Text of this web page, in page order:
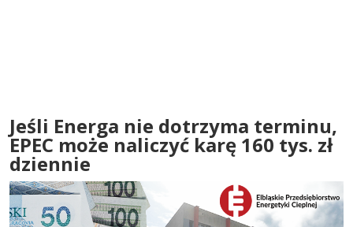
Jeśli Energa nie dotrzyma terminu,
EPEC może naliczyć karę 160 tys. zł
dziennie